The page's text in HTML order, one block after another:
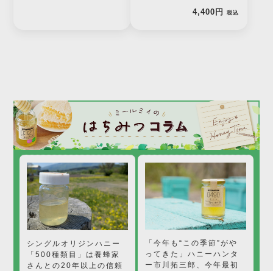
4,400円
税込
シングルオリジンハニー
「500種類目」は養蜂家
さんとの20年以上の信頼
「今年も“この季節”がや
ってきた」ハニーハンタ
ー市川拓三郎、今年最初